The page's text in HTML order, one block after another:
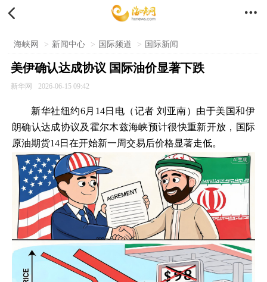
 
海峡网 > 新闻中心 > 国际频道 > 国际新闻
美伊确认达成协议 国际油价显著下跌
新华网 2026-06-15 09:42
新华社纽约6月14日电（记者 刘亚南）由于美国和伊
朗确认达成协议及霍尔木兹海峡预计很快重新开放，国际
原油期货14日在开始新一周交易后价格显著走低。